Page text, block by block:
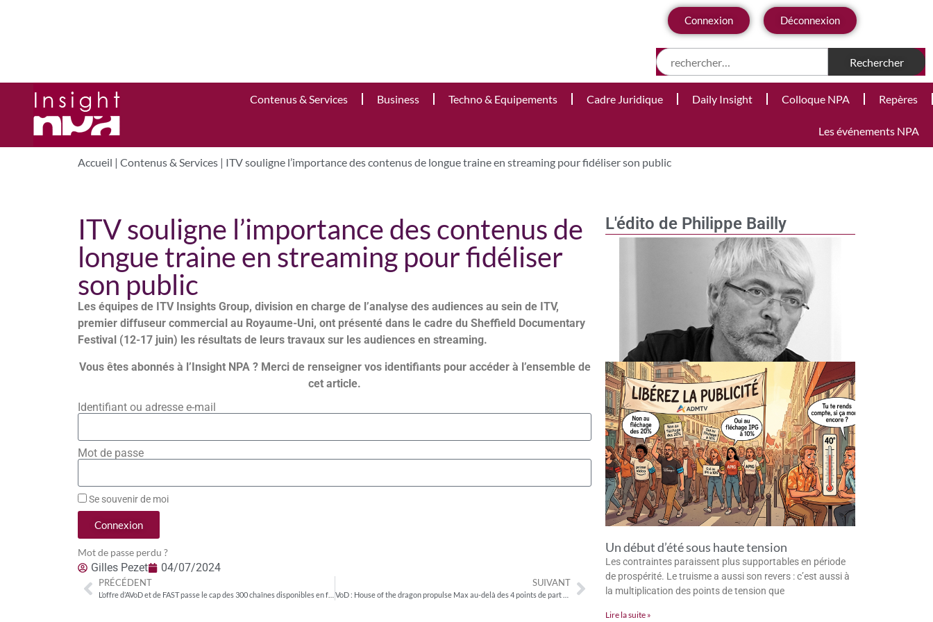
Connexion Déconnexion
Contenus & Services Business Techno & Equipements Cadre Juridique Daily Insight Colloque NPA Repères
Les événements NPA
Accueil | Contenus & Services | ITV souligne l’importance des contenus de longue traine en streaming pour fidéliser son public
L'édito de Philippe Bailly
Un début d’été sous haute tension
Les contraintes paraissent plus supportables en période
de prospérité. Le truisme a aussi son revers : c’est aussi à
la multiplication des points de tension que
Lire la suite »
ITV souligne l’importance des contenus de
longue traine en streaming pour fidéliser
son public
Les équipes de ITV Insights Group, division en charge de l’analyse des audiences au sein de ITV,
premier diffuseur commercial au Royaume-Uni, ont présenté dans le cadre du Sheffield Documentary
Festival (12-17 juin) les résultats de leurs travaux sur les audiences en streaming.
Vous êtes abonnés à l’Insight NPA ? Merci de renseigner vos identifiants pour accéder à l’ensemble de
cet article.
Identifiant ou adresse e-mail
Mot de passe
Se souvenir de moi
Connexion
Mot de passe perdu ?
Gilles Pezet 04/07/2024
PRÉCÉDENT SUIVANT